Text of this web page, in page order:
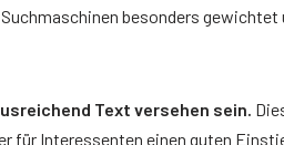
besonders
Text versehen sein.
für Interessenten einen guten